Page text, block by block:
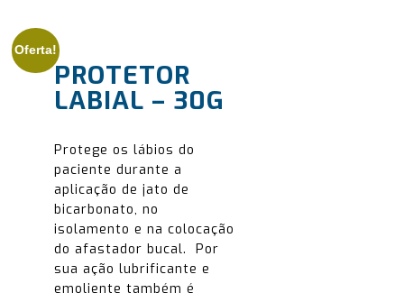
Oferta!
PROTETOR
LABIAL – 30G
Protege os lábios do
paciente durante a
aplicação de jato de
bicarbonato, no
isolamento e na colocação
do afastador bucal. Por
sua ação lubrificante e
emoliente também é